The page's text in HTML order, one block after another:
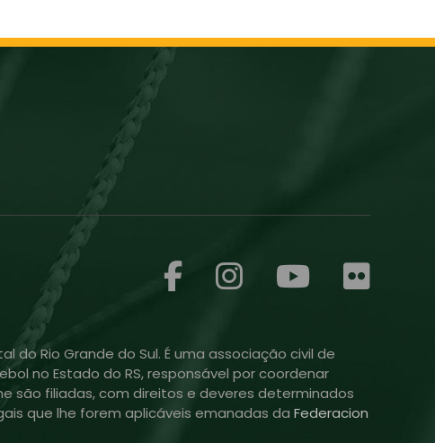
do Rio Grande do Sul. É uma associação civil de
no Estado do RS, responsável por coordenar
são filiadas, com direitos e deveres determinados
que lhe forem aplicáveis emanadas da Federacion